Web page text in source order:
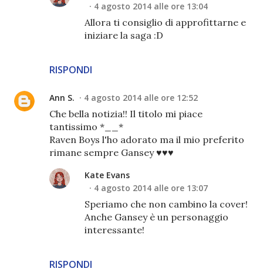
RISPONDI
4 agosto 2014 alle ore 13:04
Allora ti consiglio di approfittarne e
iniziare la saga :D
Ann S. 4 agosto 2014 alle ore 12:52
Che bella notizia!! Il titolo mi piace
tantissimo *__*
Raven Boys l'ho adorato ma il mio preferito
rimane sempre Gansey ♥♥♥
RISPONDI
Kate Evans
4 agosto 2014 alle ore 13:07
Speriamo che non cambino la cover!
Anche Gansey è un personaggio
interessante!